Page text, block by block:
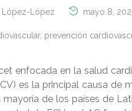
López-López mayo 8,
, prevención
enfocada en la salud
es la principal causa de
de los países de